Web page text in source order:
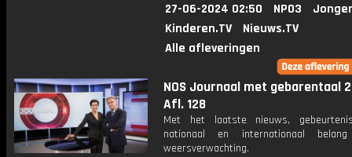
27-06-2024 02:50 NPO3
Kinderen.TV
Nieuws.TV
Alle afleveringen
NOS Journaal met gebarentaal
Afl. 128
Met het laatste nieuws,
nationaal en internationaal
weersverwachting.